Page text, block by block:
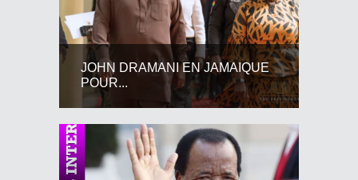
JOHN DRAMANI EN JAMAIQUE
POUR...